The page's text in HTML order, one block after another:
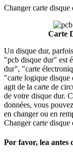
Changer carte disque
Carte
Un disque dur,
"pcb disque dur" est
dur", "carte
"carte logique
agit de la carte de
de votre disque dur.
données, vous
en changer ou en
Changer carte disque
Por favor, lea antes